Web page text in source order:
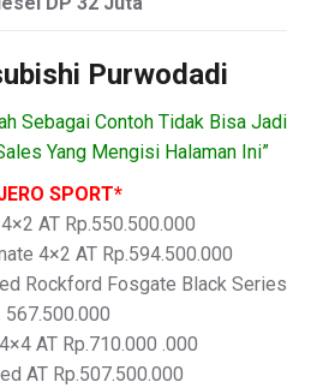
Purwodadi
Sebagai Contoh Tidak Bisa Jadi
Yang Mengisi Halaman Ini”
SPORT*
AT Rp.550.500.000
4×2 AT Rp.594.500.000
Rockford Fosgate Black Series
567.500.000
AT Rp.710.000 .000
AT Rp.507.500.000